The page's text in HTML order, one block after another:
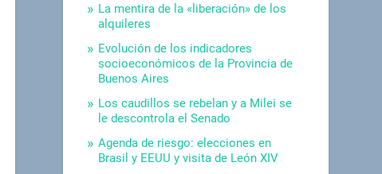
La mentira de la «liberación» de los
alquileres
Evolución de los indicadores
socioeconómicos de la Provincia de
Buenos Aires
Los caudillos se rebelan y a Milei se
le descontrola el Senado
Agenda de riesgo: elecciones en
Brasil y EEUU y visita de León XIV